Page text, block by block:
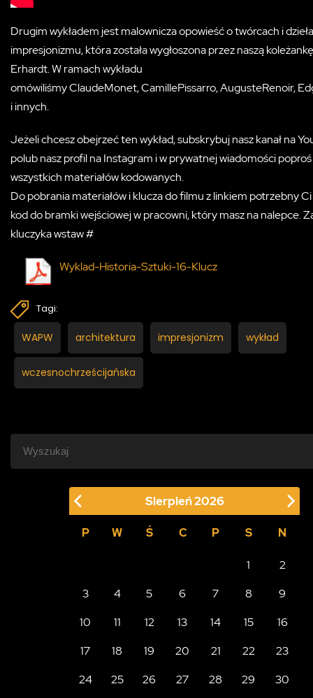
Drugim wykładem jest malownicza opowieść o twórcach i
impresjonizmu, która została wygłoszona przez naszą
Erhardt. W ramach wykładu
omówiliśmy ClaudeMonet, CamillePissarro, AugusteRenoir,
i innych.
Jeżeli chcesz obejrzeć ten wykład, subskrybuj nasz kanał na
polub nasz profil na Instagram i w prywatnej wiadomości
wszystkich materiałów kodowanych.
Do pobrania materiałów i klucza do filmu z linkiem potrzebny
kod do bramki wejściowej w pracowni, który masz na nalepce.
kluczyka wstaw #
Wyklad-Historia-Sztuki-16-Klucz
Tagi:
WAPW architektura impresjonizm wykład
wczesnochrześcijańska
Sierpień2026
P W Ś C P S N
1
2
3
4 5 6 7 8
9
10
11 12 13 14 15
16
17
18 19 20 21 22
23
24
25 26 27 28 29
30